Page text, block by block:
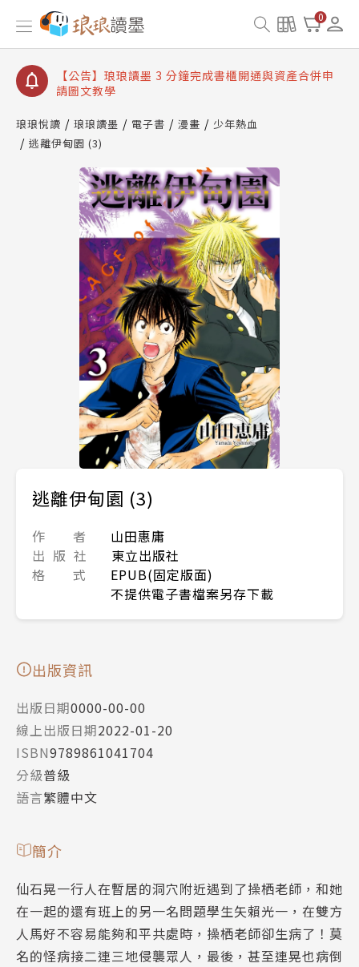
0
【公告】琅琅讀墨數位閱讀資產合併與書櫃開通申請
【公告】琅琅讀墨書櫃開通常見問題
【公告】琅琅讀墨 3 分鐘完成書櫃開通與資產合併申
請圖文教學
查詢
【公告】琅琅讀墨數位閱讀資產合併與書櫃開通申請
琅琅悅讀 琅琅讀墨 電子書 漫畫
少年熱血
逃離伊甸園 (3)
逃離伊甸園 (3)
作 者
山田惠庸
出 版 社
東立出版社
格 式
EPUB(固定版面)
不提供電子書檔案另存下載
出版資訊
出版日期0000-00-00
線上出版日期2022-01-20
ISBN9789861041704
分級普級
語言繁體中文
簡介
仙石晃一行人在暫居的洞穴附近遇到了操栖老師，和她
在一起的還有班上的另一名問題學生矢賴光一，在雙方
人馬好不容易能夠和平共處時，操栖老師卻生病了！莫
名的怪病接二連三地侵襲眾人，最後，甚至連晃也病倒